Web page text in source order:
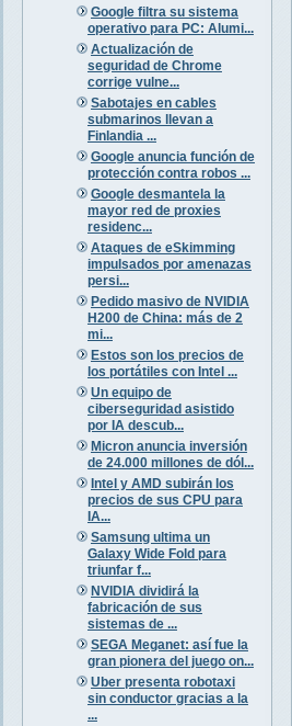
Google filtra su sistema
operativo para PC: Alumi...
Actualización de
seguridad de Chrome
corrige vulne...
Sabotajes en cables
submarinos llevan a
Finlandia ...
Google anuncia función de
protección contra robos ...
Google desmantela la
mayor red de proxies
residenc...
Ataques de eSkimming
impulsados por amenazas
persi...
Pedido masivo de NVIDIA
H200 de China: más de 2
mi...
Estos son los precios de
los portátiles con Intel ...
Un equipo de
ciberseguridad asistido
por IA descub...
Micron anuncia inversión
de 24.000 millones de dól...
Intel y AMD subirán los
precios de sus CPU para
IA...
Samsung ultima un
Galaxy Wide Fold para
triunfar f...
NVIDIA dividirá la
fabricación de sus
sistemas de ...
SEGA Meganet: así fue la
gran pionera del juego on...
Uber presenta robotaxi
sin conductor gracias a la
...